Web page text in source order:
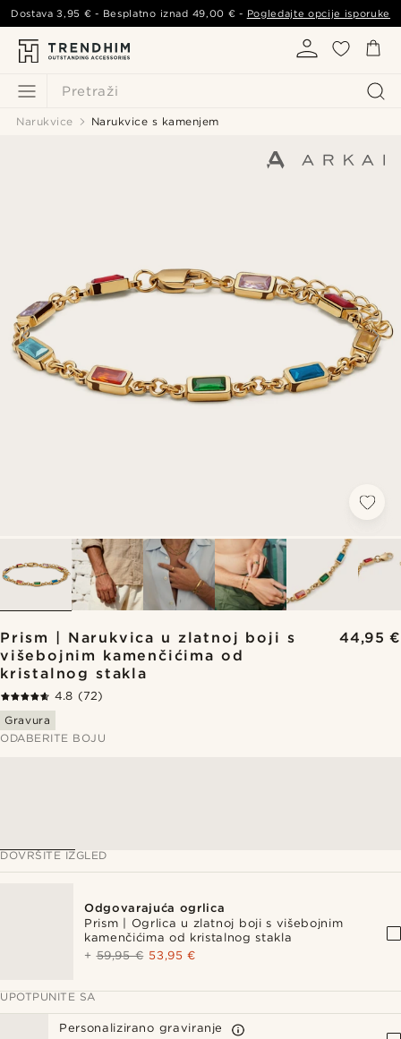
Pretraži
Dostava3,95 € - Besplatno iznad 49,00 € - Pogledajte opcije isporuke
Narukvice Narukvice s kamenjem
Prism | Narukvica u zlatnoj boji s
višebojnim kamenčićima od
kristalnog stakla
44,95 €
4.8 (72)
Gravura
ODABERITE BOJU
DOVRŠITE IZGLED
Odgovarajuća ogrlica
Prism | Ogrlica u zlatnoj boji s višebojnim
kamenčićima od kristalnog stakla
+59,95 € 53,95 €
UPOTPUNITE SA
Personalizirano graviranje